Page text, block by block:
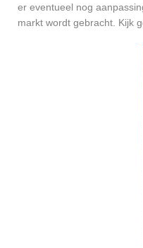
er eventueel nog
markt wordt gebracht. Kijk